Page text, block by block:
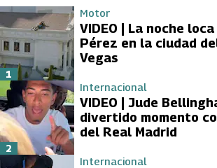
Motor
VIDEO | La noche
Pérez en la ciudad
Vegas
1
Internacional
VIDEO | Jude
divertido momento
del Real Madrid
2
Internacional